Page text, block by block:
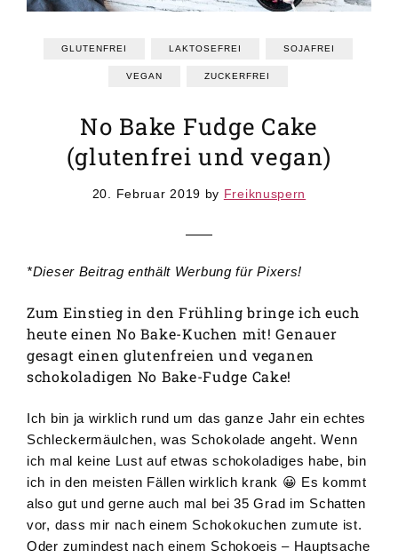
GLUTENFREI LAKTOSEFREI SOJAFREI
VEGAN ZUCKERFREI
No Bake Fudge Cake
(glutenfrei und vegan)
20. Februar 2019 by Freiknuspern
*Dieser Beitrag enthält Werbung für Pixers!
Zum Einstieg in den Frühling bringe ich euch
heute einen No Bake-Kuchen mit! Genauer
gesagt einen glutenfreien und veganen
schokoladigen No Bake-Fudge Cake!
Ich bin ja wirklich rund um das ganze Jahr ein echtes
Schleckermäulchen, was Schokolade angeht. Wenn
ich mal keine Lust auf etwas schokoladiges habe, bin
ich in den meisten Fällen wirklich krank 😀 Es kommt
also gut und gerne auch mal bei 35 Grad im Schatten
vor, dass mir nach einem Schokokuchen zumute ist.
Oder zumindest nach einem Schokoeis – Hauptsache